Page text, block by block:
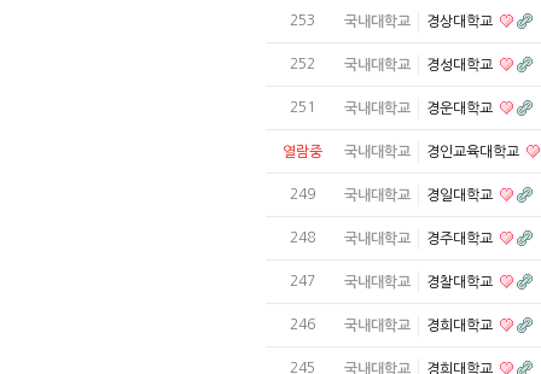
253 국내대학교 경상대학교
252 국내대학교 경성대학교
251 국내대학교 경운대학교
열람중 국내대학교 경인교육대학교
249 국내대학교 경일대학교
248 국내대학교 경주대학교
247 국내대학교 경찰대학교
246 국내대학교 경희대학교
245 국내대학교 경희대학교